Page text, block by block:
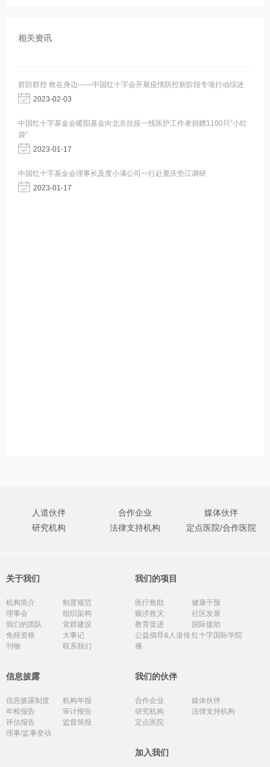
相关资讯
群防群控 救在身边——中国红十字会开展疫情防控新阶段专项行动综述
2023-02-03
中国红十字基金会暖阳基金向北京抗疫一线医护工作者捐赠1100只“小红
袋”
2023-01-17
中国红十字基金会理事长及度小满公司一行赴重庆垫江调研
2023-01-17
人道伙伴 合作企业
媒体伙伴
研究机构
法律支持机构 定点医院/合作医院
关于我们
机构简介
制度规范
理事会
组织架构
我们的团队
党群建设
免税资格
大事记
刊物
联系我们
我们的项目
医疗救助
健康干预
赈济救灾
社区发展
教育促进
国际援助
公益倡导&人道传
播
红十字国际学院
信息披露
信息披露制度
机构年报
年检报告
审计报告
评估报告
监督简报
理事/监事变动
我们的伙伴
合作企业
媒体伙伴
研究机构
法律支持机构
定点医院
加入我们